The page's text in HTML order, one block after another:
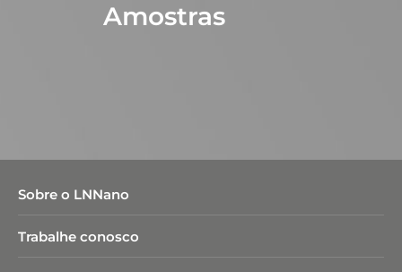
Amostras
Sobre o LNNano
Trabalhe conosco